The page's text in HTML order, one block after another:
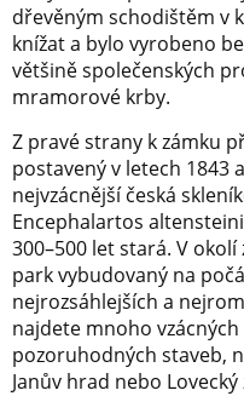
dřevěným schodištěm v
knížat a bylo vyrobeno
většině společenských
mramorové krby.
Z pravé strany k zámku
postavený v letech 1843
nejvzácnější česká
Encephalartos
300–500 let stará. V
park vybudovaný na
nejrozsáhlejších a
najdete mnoho
pozoruhodných staveb,
Janův hrad nebo Lovecký